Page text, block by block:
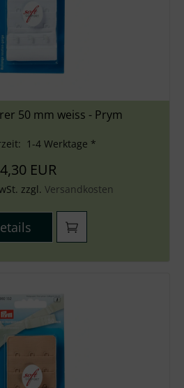
50 mm weiss - Prym
1-4 Werktage *
4,30 EUR
zzgl. Versandkosten